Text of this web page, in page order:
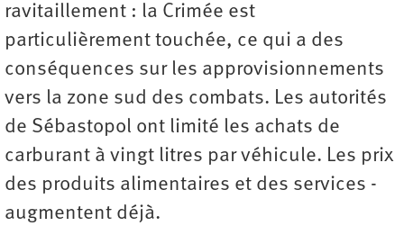
ravitaillement : la Crimée est
particulièrement touchée, ce qui a des
conséquences sur les approvisionnements
vers la zone sud des combats. Les autorités
de Sébastopol ont limité les achats de
carburant à vingt litres par véhicule. Les prix
des produits alimentaires et des services ­
augmentent déjà.